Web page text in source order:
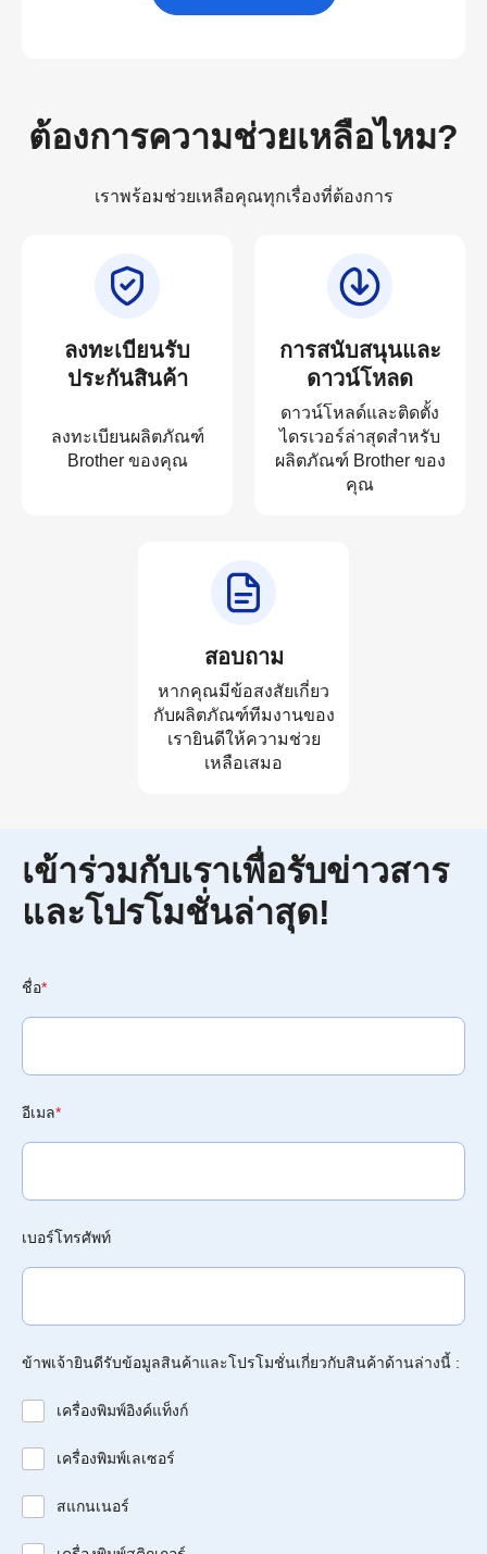
ต้องการความช่วยเหลือไหม?
เราพร้อมช่วยเหลือคุณทุกเรื่องที่ต้องการ
ลงทะเบียนรับ
ประกันสินค้า
ลงทะเบียนผลิตภัณฑ์
Brother ของคุณ
การสนับสนุนและ
ดาวน์โหลด
ดาวน์โหลด์และติดตั้ง
ไดรเวอร์ล่าสุดสำหรับ
ผลิตภัณฑ์ Brother ของ
คุณ
สอบถาม
หากคุณมีข้อสงสัยเกี่ยว
กับผลิตภัณฑ์ทีมงานของ
เรายินดีให้ความช่วย
เหลือเสมอ
เข้าร่วมกับเราเพื่อรับข่าวสาร
และโปรโมชั่นล่าสุด!
ชื่อ*
อีเมล*
เบอร์โทรศัพท์
ข้าพเจ้ายินดีรับข้อมูลสินค้าและโปรโมชั่นเกี่ยวกับสินค้าด้านล่างนี้ :
เครื่องพิมพ์อิงค์แท็งก์
เครื่องพิมพ์เลเซอร์
สแกนเนอร์